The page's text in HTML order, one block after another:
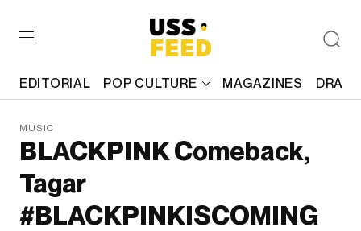
EDITORIAL POP CULTURE MAGAZINES
MUSIC
BLACKPINK Comeback,
Tagar
#BLACKPINKISCOMING